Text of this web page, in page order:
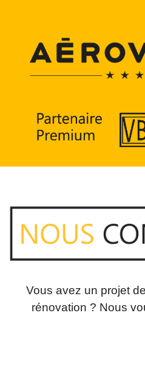
Vous avez un projet
rénovation ? Nous